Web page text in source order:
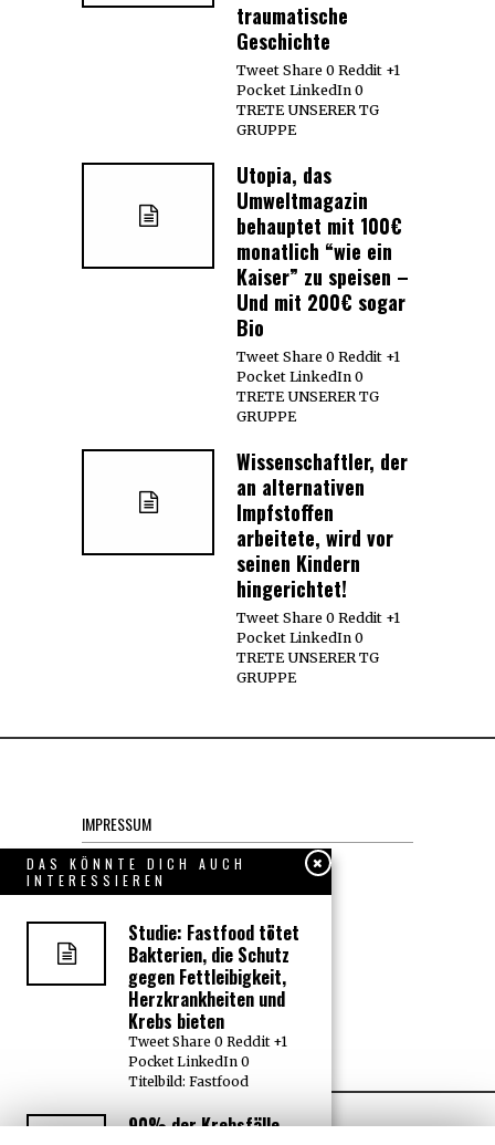
traumatische
Geschichte
Tweet Share 0 Reddit +1
Pocket LinkedIn 0
TRETE UNSERER TG
GRUPPE
Utopia, das
Umweltmagazin
behauptet mit 100€
monatlich “wie ein
Kaiser” zu speisen –
Und mit 200€ sogar
Bio
Tweet Share 0 Reddit +1
Pocket LinkedIn 0
TRETE UNSERER TG
GRUPPE
Wissenschaftler, der
an alternativen
Impfstoffen
arbeitete, wird vor
seinen Kindern
hingerichtet!
Tweet Share 0 Reddit +1
Pocket LinkedIn 0
TRETE UNSERER TG
GRUPPE
IMPRESSUM
Datenschutzerklärung
KONTAKT
Über uns, den “Wächter”
DAS KÖNNTE DICH AUCH
INTERESSIEREN
Studie: Fastfood tötet
Bakterien, die Schutz
gegen Fettleibigkeit,
Herzkrankheiten und
Krebs bieten
Tweet Share 0 Reddit +1
Pocket LinkedIn 0
Titelbild: Fastfood
90% der Krebsfälle